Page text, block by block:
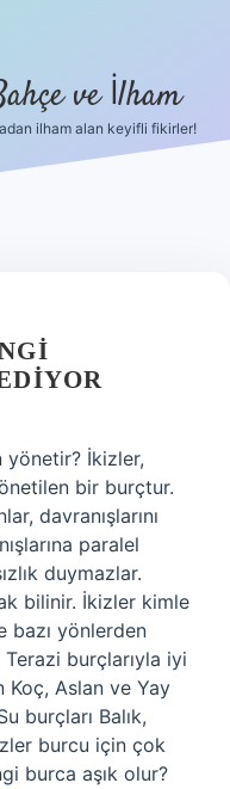
ve İlham
ilham alan keyifli fikirler!
yönetir? İkizler,
bir burçtur.
davranışlarını
paralel
duymazlar.
bilinir. İkizler kimle
bazı yönlerden
burçlarıyla iyi
Koç, Aslan ve Yay
burçları Balık,
burcu için çok
burca aşık olur?